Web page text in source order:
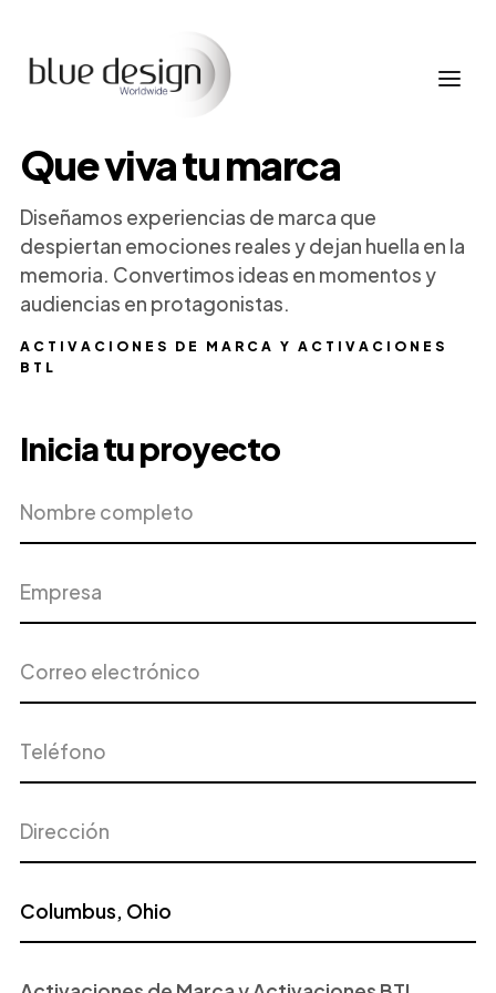
ACTIVACIONES DE MARCA Y ACTIVACIONES
BTL
Que viva tu marca
Diseñamos experiencias de marca que
despiertan emociones reales y dejan huella en la
memoria. Convertimos ideas en momentos y
audiencias en protagonistas.
Inicia tu proyecto
completo
electrónico